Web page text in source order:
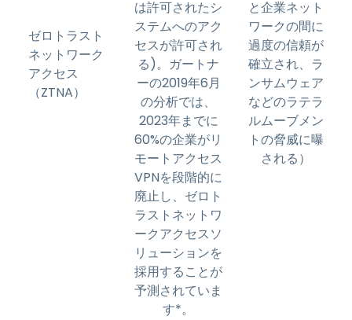
ゼロトラスト
ネットワーク
アクセス
（ZTNA）
は許可されたシ
ステムへのアク
セスが許可され
る)。ガートナ
ーの2019年6月
の分析では、
2023年までに
60%の企業がリ
モートアクセス
VPNを段階的に
廃止し、ゼロト
ラストネットワ
ークアクセスソ
リューションを
採用することが
予測されていま
す*。
と企業ネット
ワークの間に
過度の信頼が
確立され、ラ
ンサムウェア
などのラテラ
ルムーブメン
トの脅威に曝
される）